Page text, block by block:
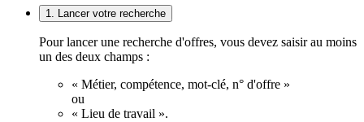
1. Lancer votre recherche
Pour lancer une recherche d'offres, vous devez saisir au moins
un des deux champs :
« Métier, compétence, mot-clé, n° d'offre »
ou
« Lieu de travail ».